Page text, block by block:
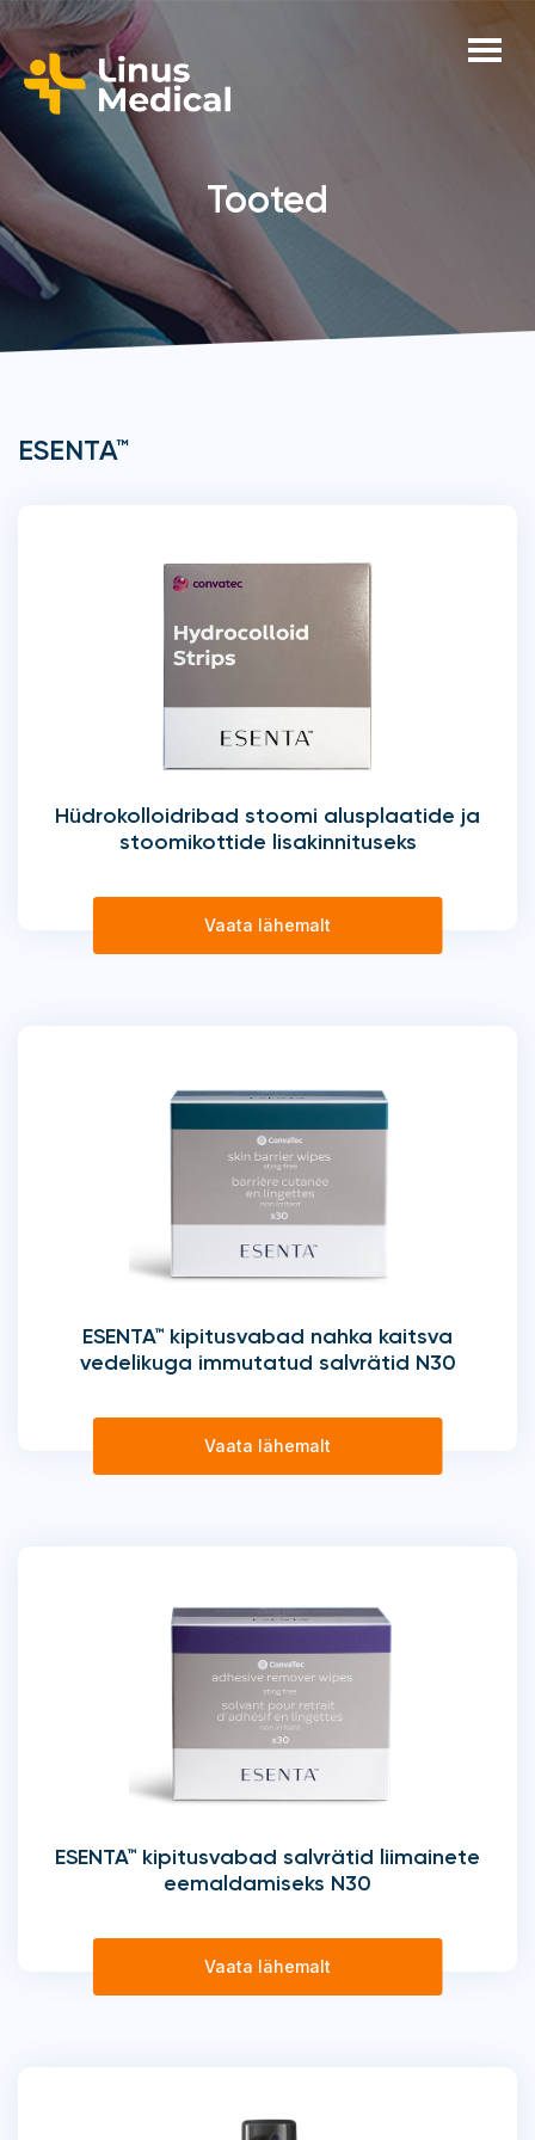
Tooted
ESENTA™
Hüdrokolloidribad stoomi alusplaatide ja
stoomikottide lisakinnituseks
Vaata lähemalt
ESENTA™ kipitusvabad nahka kaitsva
vedelikuga immutatud salvrätid N30
Vaata lähemalt
ESENTA™ kipitusvabad salvrätid liimainete
eemaldamiseks N30
Vaata lähemalt